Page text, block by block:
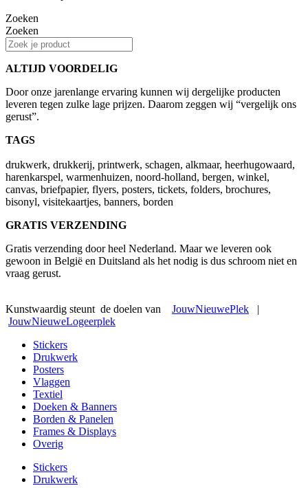
Zoeken
Zoeken
ALTIJD VOORDELIG
Door onze jarenlange ervaring kunnen wij dergelijke producten
leveren tegen zulke lage prijzen. Daarom zeggen wij “vergelijk ons
gerust”.
TAGS
drukwerk, drukkerij, printwerk, schagen, alkmaar, heerhugowaard,
harenkarspel, warmenhuizen, noord-holland, bergen, winkel,
canvas, briefpapier, flyers, posters, tickets, folders, brochures,
bisonyl, visitekaartjes, banners, borden
GRATIS VERZENDING
Gratis verzending door heel Nederland. Maar we leveren ook
gewoon in België en Duitsland als het nodig is dus schroom niet en
vraag gerust.
Kunstwaardig steunt de doelen van JouwNieuwePlek |
JouwNieuweLogeerplek
Stickers
Drukwerk
Posters
Vlaggen
Textiel
Doeken & Banners
Borden & Panelen
Frames & Displays
Overig
Stickers
Drukwerk